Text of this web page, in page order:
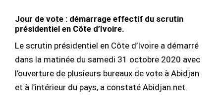
Jour de vote : démarrage effectif du scrutin
présidentiel en Côte d’Ivoire.
Le scrutin présidentiel en Côte d’Ivoire a démarré
dans la matinée du samedi 31 octobre 2020 avec
l’ouverture de plusieurs bureaux de vote à Abidjan
et à l’intérieur du pays, a constaté Abidjan.net.